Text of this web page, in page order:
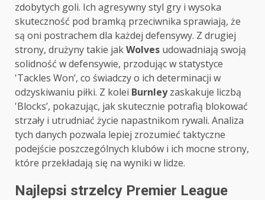
zdobytych goli. Ich agresywny styl gry i wysoka
skuteczność pod bramką przeciwnika sprawiają, że
są oni postrachem dla każdej defensywy. Z drugiej
strony, drużyny takie jakWolves udowadniają swoją
solidność w defensywie, przodując w statystyce
'Tackles Won’, co świadczy o ich determinacji w
odzyskiwaniu piłki. Z kolei Burnleyzaskakuje liczbą
'Blocks’, pokazując, jak skutecznie potrafią blokować
strzały i utrudniać życie napastnikom rywali. Analiza
tych danych pozwala lepiej zrozumieć taktyczne
podejście poszczególnych klubów i ich mocne strony,
które przekładają się na wyniki w lidze.
Najlepsi strzelcy Premier League